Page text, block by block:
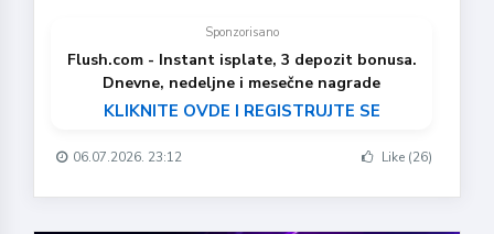
Sponzorisano
Flush.com - Instant isplate, 3 depozit bonusa.
Dnevne, nedeljne i mesečne nagrade
KLIKNITE OVDE I REGISTRUJTE SE
06.07.2026. 23:12 Like (26)